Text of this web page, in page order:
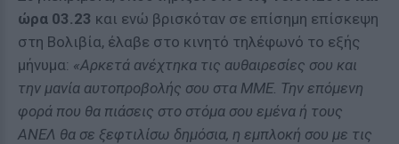
ώρα 03.23 και ενώ βρισκόταν σε επίσημη επίσκεψη
στη Βολιβία, έλαβε στο κινητό τηλέφωνό το εξής
μήνυμα: «Αρκετά ανέχτηκα τις αυθαιρεσίες σου και
την μανία αυτοπροβολής σου στα ΜΜΕ. Την επόμενη
φορά που θα πιάσεις στο στόμα σου εμένα ή τους
ΑΝΕΛ θα σε ξεφτιλίσω δημόσια, η εμπλοκή σου με τις